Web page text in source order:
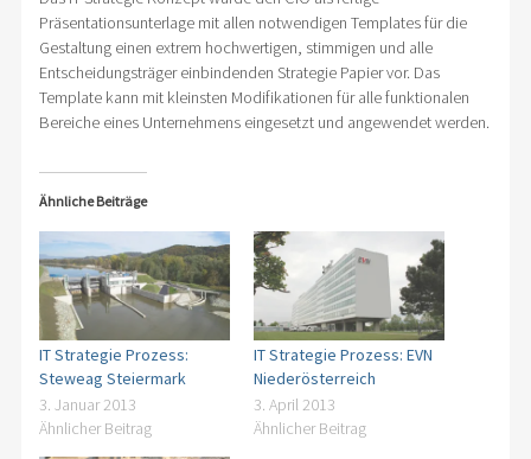
direkt anwendbares Template
Lizenzgeber des fertigen Produktes
Präsentationsunterlage mit allen notwendigen Templates für die
Gestaltung einen extrem hochwertigen, stimmigen und alle
Entscheidungsträger einbindenden Strategie Papier vor. Das
Template kann mit kleinsten Modifikationen für alle funktionalen
Bereiche eines Unternehmens eingesetzt und angewendet werden.
Ähnliche Beiträge
IT Strategie Prozess:
Steweag Steiermark
3. Januar 2013
Ähnlicher Beitrag
IT Strategie Prozess: EVN
Niederösterreich
3. April 2013
Ähnlicher Beitrag